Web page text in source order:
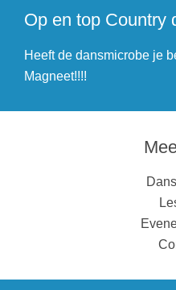
Op en top Country
Heeft de dansmicrobe je
Magneet!!!!